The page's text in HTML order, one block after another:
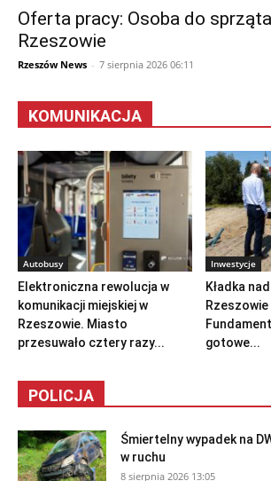
Oferta pracy: Osoba do
Rzeszowie
Rzeszów News - 7 sierpnia 2026 06:11
KOMUNIKACJA
Autobusy
Elektroniczna rewolucja w
komunikacji miejskiej w
Rzeszowie. Miasto
przesuwało cztery razy...
Inwestycje
Kładka
gotowe...
POLICJA
Śmiertelny wypadek na
w ruchu
8 sierpnia 2026 13:05